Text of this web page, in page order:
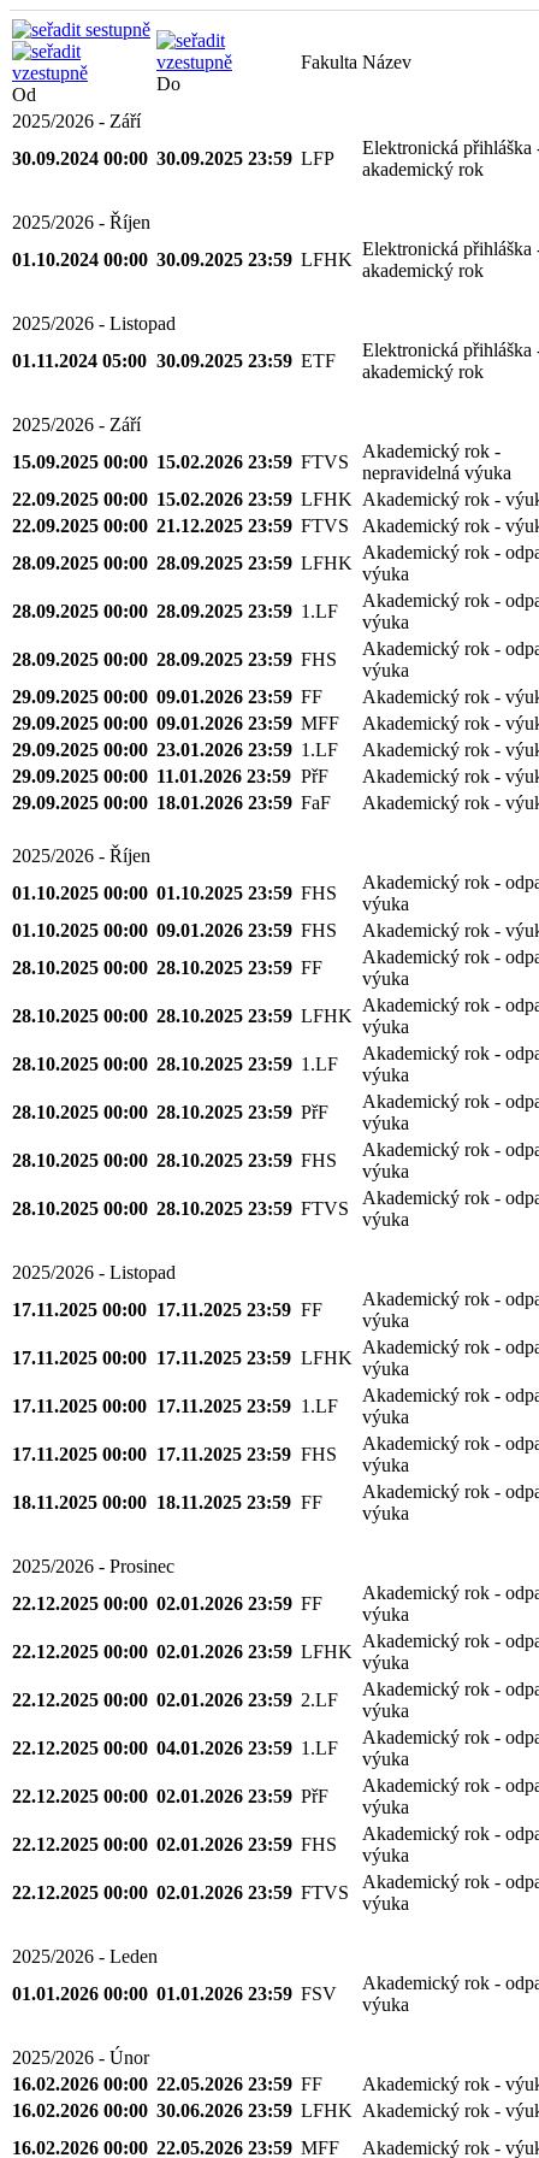
Od
Do
Fakulta Název
2025/2026 - Září
30.09.2024 00:00 30.09.2025 23:59 LFP
Elektronická přihláška
akademický rok
2025/2026 - Říjen
01.10.2024 00:00 30.09.2025 23:59 LFHK
Elektronická přihláška
akademický rok
2025/2026 - Listopad
01.11.2024 05:00 30.09.2025 23:59 ETF
Elektronická přihláška
akademický rok
2025/2026 - Září
15.09.2025 00:00 15.02.2026 23:59 FTVS
Akademický rok -
nepravidelná výuka
22.09.2025 00:00 15.02.2026 23:59 LFHK Akademický rok -
22.09.2025 00:00 21.12.2025 23:59 FTVS
Akademický rok -
28.09.2025 00:00 28.09.2025 23:59 LFHK
Akademický rok -
výuka
28.09.2025 00:00 28.09.2025 23:59 1.LF
Akademický rok -
výuka
28.09.2025 00:00 28.09.2025 23:59 FHS
Akademický rok -
výuka
29.09.2025 00:00 09.01.2026 23:59 FF
Akademický rok -
29.09.2025 00:00 09.01.2026 23:59 MFF
Akademický rok -
29.09.2025 00:00 23.01.2026 23:59 1.LF
Akademický rok -
29.09.2025 00:00 11.01.2026 23:59 PřF
Akademický rok -
29.09.2025 00:00 18.01.2026 23:59 FaF Akademický rok -
2025/2026 - Říjen
01.10.2025 00:00 01.10.2025 23:59 FHS
Akademický rok -
výuka
01.10.2025 00:00 09.01.2026 23:59 FHS
Akademický rok -
28.10.2025 00:00 28.10.2025 23:59 FF
Akademický rok -
výuka
28.10.2025 00:00 28.10.2025 23:59 LFHK
Akademický rok -
výuka
28.10.2025 00:00 28.10.2025 23:59 1.LF
Akademický rok -
výuka
28.10.2025 00:00 28.10.2025 23:59 PřF
Akademický rok -
výuka
28.10.2025 00:00 28.10.2025 23:59 FHS
Akademický rok -
výuka
28.10.2025 00:00 28.10.2025 23:59 FTVS
Akademický rok -
výuka
2025/2026 - Listopad
17.11.2025 00:00 17.11.2025 23:59 FF
Akademický rok -
výuka
17.11.2025 00:00 17.11.2025 23:59 LFHK
Akademický rok -
výuka
17.11.2025 00:00 17.11.2025 23:59 1.LF
Akademický rok -
výuka
17.11.2025 00:00 17.11.2025 23:59 FHS
Akademický rok -
výuka
18.11.2025 00:00 18.11.2025 23:59 FF
Akademický rok -
výuka
2025/2026 - Prosinec
22.12.2025 00:00 02.01.2026 23:59 FF
Akademický rok -
výuka
22.12.2025 00:00 02.01.2026 23:59 LFHK
Akademický rok -
výuka
22.12.2025 00:00 02.01.2026 23:59 2.LF
Akademický rok -
výuka
22.12.2025 00:00 04.01.2026 23:59 1.LF
Akademický rok -
výuka
22.12.2025 00:00 02.01.2026 23:59 PřF
Akademický rok -
výuka
22.12.2025 00:00 02.01.2026 23:59 FHS
Akademický rok -
výuka
22.12.2025 00:00 02.01.2026 23:59 FTVS
Akademický rok -
výuka
2025/2026 - Leden
01.01.2026 00:00 01.01.2026 23:59 FSV
Akademický rok -
výuka
2025/2026 - Únor
16.02.2026 00:00 22.05.2026 23:59 FF
Akademický rok -
16.02.2026 00:00 30.06.2026 23:59 LFHK Akademický rok -
16.02.2026 00:00 22.05.2026 23:59 MFF Akademický rok -